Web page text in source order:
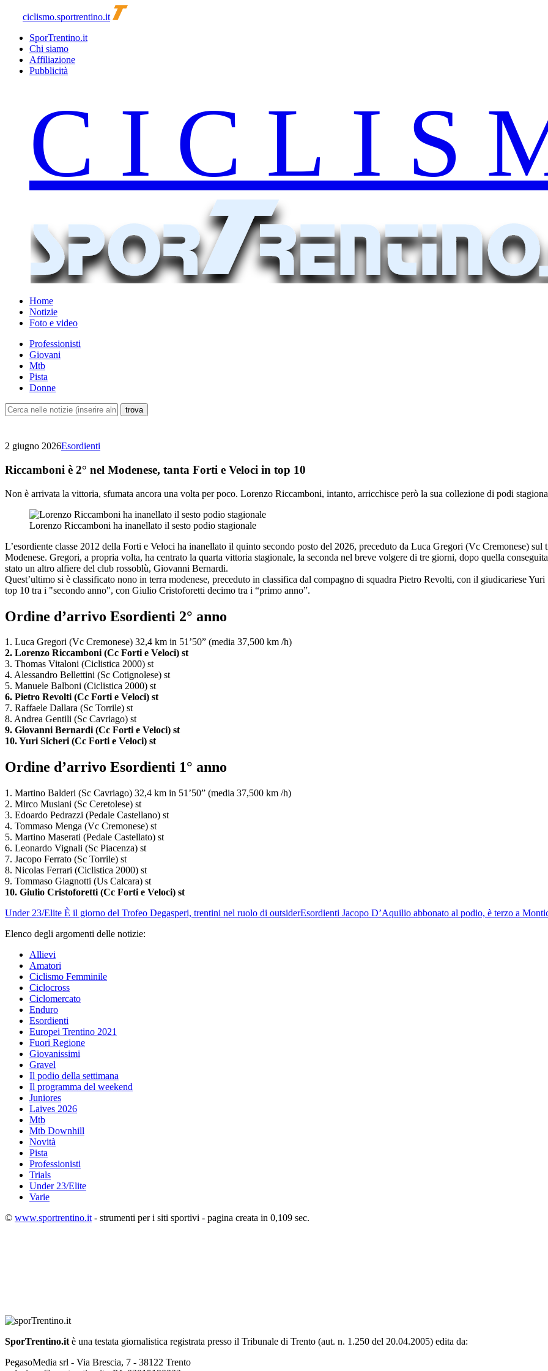
ciclismo.sportrentino.it
SporTrentino.it
Chi siamo
Affiliazione
Pubblicità
Home
Notizie
Foto e video
Professionisti
Giovani
Mtb
Pista
Donne
2 giugno 2026Esordienti
Riccamboni è 2° nel Modenese, tanta Forti e Veloci in top 10
Non è arrivata la vittoria, sfumata ancora una volta per poco. Lorenzo Riccamboni, intanto, arricchisce però la sua collezione di podi
Lorenzo Riccamboni ha inanellato il sesto podio stagionale
L’esordiente classe 2012 della Forti e Veloci ha inanellato il quinto secondo posto del 2026, preceduto da Luca Gregori (Vc Cremonese)
Modenese. Gregori, a propria volta, ha centrato la quarta vittoria stagionale, la seconda nel breve volgere di tre giorni, dopo quella
stato un altro alfiere del club rossoblù, Giovanni Bernardi.
Quest’ultimo si è classificato nono in terra modenese, preceduto in classifica dal compagno di squadra Pietro Revolti, con il giudicariese
top 10 tra i "secondo anno", con Giulio Cristoforetti decimo tra i “primo anno”.
Ordine d’arrivo Esordienti 2° anno
1. Luca Gregori (Vc Cremonese) 32,4 km in 51’50” (media 37,500 km /h)
2. Lorenzo Riccamboni (Cc Forti e Veloci) st
3. Thomas Vitaloni (Ciclistica 2000) st
4. Alessandro Bellettini (Sc Cotignolese) st
5. Manuele Balboni (Ciclistica 2000) st
6. Pietro Revolti (Cc Forti e Veloci) st
7. Raffaele Dallara (Sc Torrile) st
8. Andrea Gentili (Sc Cavriago) st
9. Giovanni Bernardi (Cc Forti e Veloci) st
10. Yuri Sicheri (Cc Forti e Veloci) st
Ordine d’arrivo Esordienti 1° anno
1. Martino Balderi (Sc Cavriago) 32,4 km in 51’50” (media 37,500 km /h)
2. Mirco Musiani (Sc Ceretolese) st
3. Edoardo Pedrazzi (Pedale Castellano) st
4. Tommaso Menga (Vc Cremonese) st
5. Martino Maserati (Pedale Castellato) st
6. Leonardo Vignali (Sc Piacenza) st
7. Jacopo Ferrato (Sc Torrile) st
8. Nicolas Ferrari (Ciclistica 2000) st
9. Tommaso Giagnotti (Us Calcara) st
10. Giulio Cristoforetti (Cc Forti e Veloci) st
Under 23/Elite È il giorno del Trofeo Degasperi, trentini nel ruolo di outsiderEsordienti Jacopo D’Aquilio abbonato al podio, è terzo a
Elenco degli argomenti delle notizie:
Allievi
Amatori
Ciclismo Femminile
Ciclocross
Ciclomercato
Enduro
Esordienti
Europei Trentino 2021
Fuori Regione
Giovanissimi
Gravel
Il podio della settimana
Il programma del weekend
Juniores
Laives 2026
Mtb
Mtb Downhill
Novità
Pista
Professionisti
Trials
Under 23/Elite
Varie
© www.sportrentino.it - strumenti per i siti sportivi - pagina creata in 0,109 sec.
SporTrentino.it è una testata giornalistica registrata presso il Tribunale di Trento (aut. n. 1.250 del 20.04.2005) edita da:
PegasoMedia srl - Via Brescia, 7 - 38122 Trento